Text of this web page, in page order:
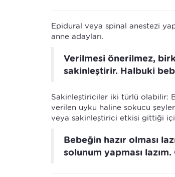
Epidural veya spinal anestezi
anne adayları.
Verilmesi önerilmez,
sakinleştirir. Halbuki
Sakinleştiriciler iki türlü olabilir:
verilen uyku haline sokucu
veya sakinleştirici etkisi gittiği
Bebeğin hazır olması
solunum yapması